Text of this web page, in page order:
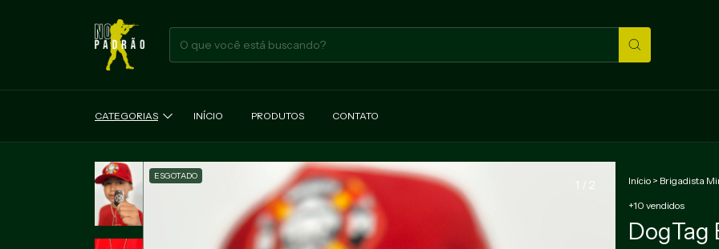
CATEGORIAS INÍCIO PRODUTOS CONTATO
ESGOTADO
1 2 Início > Brigadista
+10 vendidos
DogTag